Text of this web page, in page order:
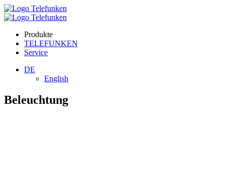
Produkte
TELEFUNKEN
Service
DE
English
Beleuchtung